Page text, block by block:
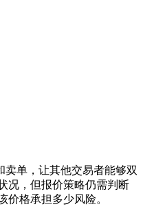
单，让其他交易者能够双
况，但报价策略仍需判断
价格承担多少风险。